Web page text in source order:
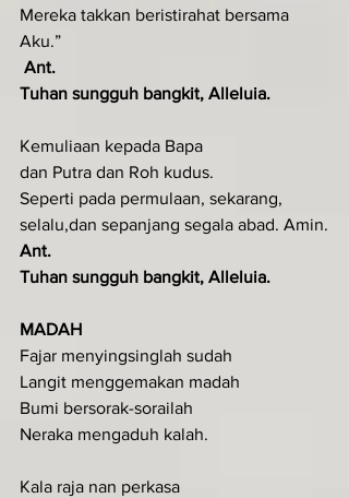
Mereka takkan beristirahat bersama
Aku.”
Ant.
Tuhan sungguh bangkit, Alleluia.
Kemuliaan kepada Bapa
dan Putra dan Roh kudus.
Seperti pada permulaan, sekarang,
selalu,dan sepanjang segala abad. Amin.
Ant.
Tuhan sungguh bangkit, Alleluia.
MADAH
Fajar menyingsinglah sudah
Langit menggemakan madah
Bumi bersorak-sorailah
Neraka mengaduh kalah.
Kala raja nan perkasa